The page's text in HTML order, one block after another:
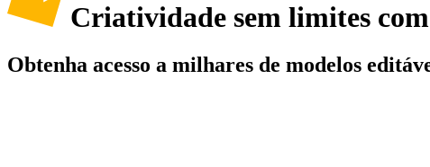
Criatividade sem limites
Obtenha acesso a milhares de modelos